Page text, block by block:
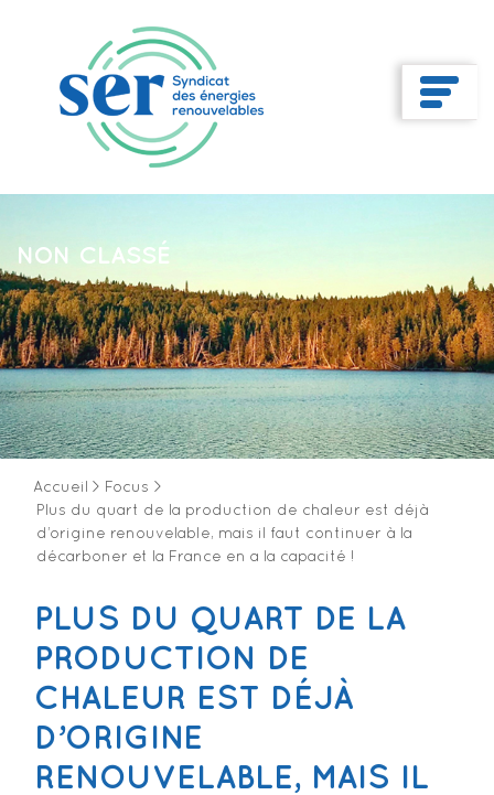
NON CLASSÉ
Accueil > Focus >
Plus du quart de la production de chaleur est déjà
d’origine renouvelable, mais il faut continuer à la
décarboner et la France en a la capacité !
PLUS DU QUART DE LA
PRODUCTION DE
CHALEUR EST DÉJÀ
D’ORIGINE
RENOUVELABLE, MAIS IL